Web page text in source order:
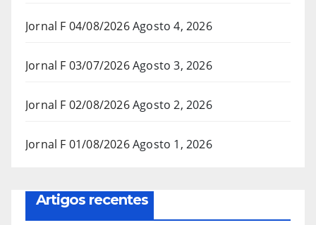
Jornal F 04/08/2026Agosto 4, 2026
Jornal F 03/07/2026Agosto 3, 2026
Jornal F 02/08/2026Agosto 2, 2026
Jornal F 01/08/2026Agosto 1, 2026
Artigos recentes